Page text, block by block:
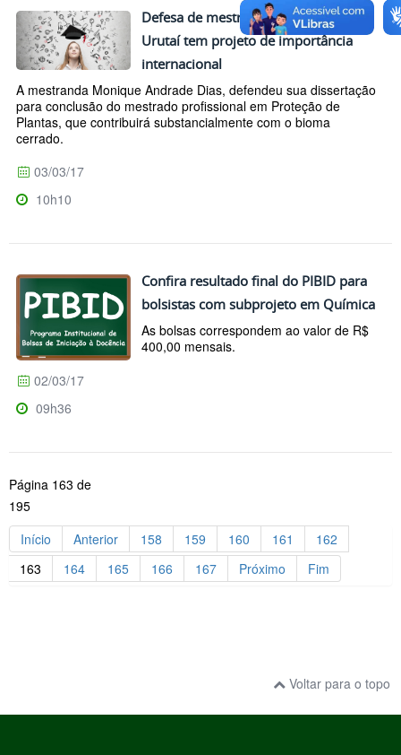
Defesa de mestrado do Campus
Urutaí tem projeto de importância
internacional
A mestranda Monique Andrade Dias, defendeu sua dissertação
para conclusão do mestrado profissional em Proteção de
Plantas, que contribuirá substancialmente com o bioma
cerrado.
03/03/17
10h10
Confira resultado final do PIBID para
bolsistas com subprojeto em Química
As bolsas correspondem ao valor de R$
400,00 mensais.
02/03/17
09h36
Página 163 de
195
Início
Anterior 158 159 160 161
162
163
164 165 166 167 Próximo Fim
Voltar para o topo